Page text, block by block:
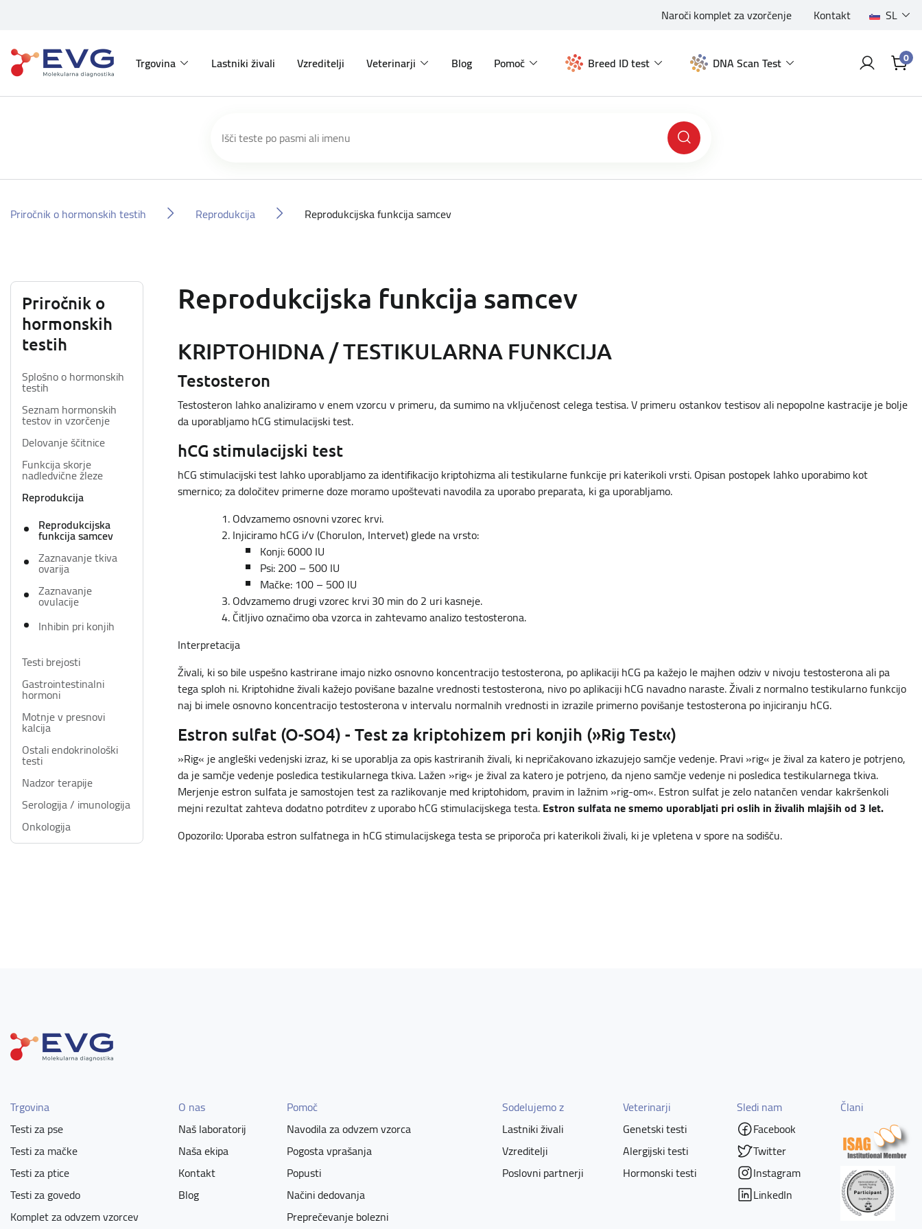
Naroči komplet za vzorčenje Kontakt SL
Trgovina Lastniki živali Vzreditelji Veterinarji Blog Pomoč Breed ID test DNA Scan Test 0
Priročnik o hormonskih testih Reprodukcija Reprodukcijska funkcija samcev
Priročnik o
hormonskih
testih
Splošno o hormonskih
testih
Seznam hormonskih
testov in vzorčenje
Delovanje ščitnice
Funkcija skorje
nadledvične žleze
Reprodukcija
Reprodukcijska
funkcija samcev
Zaznavanje tkiva
ovarija
Zaznavanje
ovulacije
Inhibin pri konjih
Testi brejosti
Gastrointestinalni
hormoni
Motnje v presnovi
kalcija
Ostali endokrinološki
testi
Nadzor terapije
Serologija / imunologija
Onkologija
Reprodukcijska funkcija samcev
KRIPTOHIDNA / TESTIKULARNA FUNKCIJA
Testosteron
Testosteron lahko analiziramo v enem vzorcu v primeru, da sumimo na vključenost celega testisa. V primeru ostankov testisov ali nepopolne kastracije je bolje
da uporabljamo hCG stimulacijski test.
hCG stimulacijski test
hCG stimulacijski test lahko uporabljamo za identifikacijo kriptohizma ali testikularne funkcije pri katerikoli vrsti. Opisan postopek lahko uporabimo kot
smernico; za določitev primerne doze moramo upoštevati navodila za uporabo preparata, ki ga uporabljamo.
Odvzamemo osnovni vzorec krvi.
Injiciramo hCG i/v (Chorulon, Intervet) glede na vrsto:
Konji: 6000 IU
Psi: 200 – 500 IU
Mačke: 100 – 500 IU
Odvzamemo drugi vzorec krvi 30 min do 2 uri kasneje.
Čitljivo označimo oba vzorca in zahtevamo analizo testosterona.
Interpretacija
Živali, ki so bile uspešno kastrirane imajo nizko osnovno koncentracijo testosterona, po aplikaciji hCG pa kažejo le majhen odziv v nivoju testosterona ali pa
tega sploh ni. Kriptohidne živali kažejo povišane bazalne vrednosti testosterona, nivo po aplikaciji hCG navadno naraste. Živali z normalno testikularno funkcijo
naj bi imele osnovno koncentracijo testosterona v intervalu normalnih vrednosti in izrazile primerno povišanje testosterona po injiciranju hCG.
Estron sulfat (O-SO4) - Test za kriptohizem pri konjih (»Rig Test«)
»Rig« je angleški vedenjski izraz, ki se uporablja za opis kastriranih živali, ki nepričakovano izkazujejo samčje vedenje. Pravi »rig« je žival za katero je potrjeno,
da je samčje vedenje posledica testikularnega tkiva. Lažen »rig« je žival za katero je potrjeno, da njeno samčje vedenje ni posledica testikularnega tkiva.
Merjenje estron sulfata je samostojen test za razlikovanje med kriptohidom, pravim in lažnim »rig-om«. Estron sulfat je zelo natančen vendar kakršenkoli
mejni rezultat zahteva dodatno potrditev z uporabo hCG stimulacijskega testa.Estron sulfata ne smemo uporabljati pri oslih in živalih mlajših od 3 let.
Opozorilo: Uporaba estron sulfatnega in hCG stimulacijskega testa se priporoča pri katerikoli živali, ki je vpletena v spore na sodišču.
Trgovina
Testi za pse
Testi za mačke
Testi za ptice
Testi za govedo
Komplet za odvzem vzorcev
O nas
Naš laboratorij
Naša ekipa
Kontakt
Blog
Pomoč
Navodila za odvzem vzorca
Pogosta vprašanja
Popusti
Načini dedovanja
Preprečevanje bolezni
Sodelujemo z
Lastniki živali
Vzreditelji
Poslovni partnerji
Veterinarji
Genetski testi
Alergijski testi
Hormonski testi
Sledi nam
Facebook
Twitter
Instagram
LinkedIn
Člani